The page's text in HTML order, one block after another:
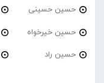
حسین حسینی
حسین خیرخواه
حسین راد